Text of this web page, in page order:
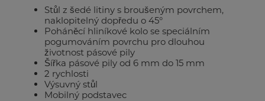
Stůl z šedé litiny s broušeným povrchem,
naklopitelný dopředu o 45°
Poháněcí hliníkové kolo se speciálním
pogumováním povrchu pro dlouhou
životnost pásové pily
Šířka pásové pily od 6 mm do 15 mm
2 rychlosti
Výsuvný stůl
Mobilný podstavec